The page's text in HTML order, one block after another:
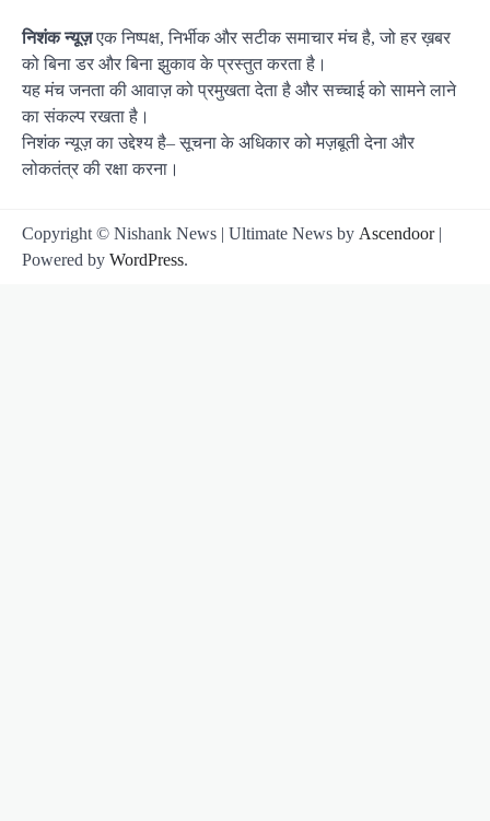
निशंक न्यूज़एक निष्पक्ष, निर्भीक और सटीक समाचार मंच है, जो हर ख़बर
को बिना डर और बिना झुकाव के प्रस्तुत करता है।
यह मंच जनता की आवाज़ को प्रमुखता देता है और सच्चाई को सामने लाने
का संकल्प रखता है।
निशंक न्यूज़ का उद्देश्य है– सूचना के अधिकार को मज़बूती देना और
लोकतंत्र की रक्षा करना।
Copyright © Nishank News | Ultimate News by Ascendoor|
Powered by WordPress.